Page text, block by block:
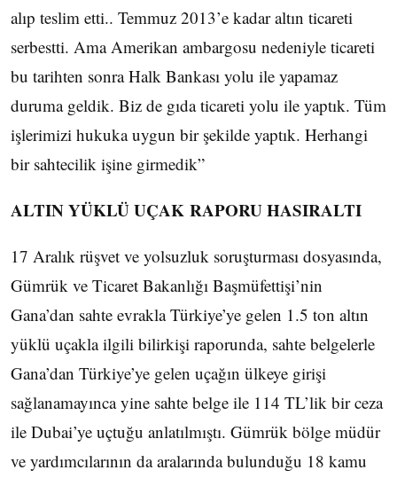
alıp teslim etti.. Temmuz 2013’e kadar altın ticareti
serbestti. Ama Amerikan ambargosu nedeniyle ticareti
bu tarihten sonra Halk Bankası yolu ile yapamaz
duruma geldik. Biz de gıda ticareti yolu ile yaptık. Tüm
işlerimizi hukuka uygun bir şekilde yaptık. Herhangi
bir sahtecilik işine girmedik”
ALTIN YÜKLÜ UÇAK RAPORU HASIRALTI
17 Aralık rüşvet ve yolsuzluk soruşturması dosyasında,
Gümrük ve Ticaret Bakanlığı Başmüfettişi’nin
Gana’dan sahte evrakla Türkiye’ye gelen 1.5 ton altın
yüklü uçakla ilgili bilirkişi raporunda, sahte belgelerle
Gana’dan Türkiye’ye gelen uçağın ülkeye girişi
sağlanamayınca yine sahte belge ile 114 TL’lik bir ceza
ile Dubai’ye uçtuğu anlatılmıştı. Gümrük bölge müdür
ve yardımcılarının da aralarında bulunduğu 18 kamu